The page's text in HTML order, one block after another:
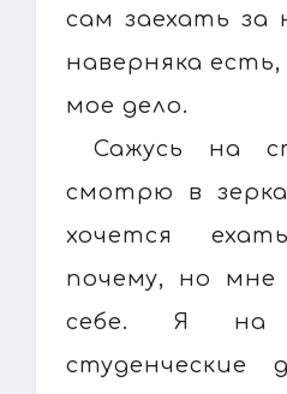
сам заехать
наверняка
мое дело.
Сажусь на
смотрю в
хочется
почему, но
себе. Я на
студенческие